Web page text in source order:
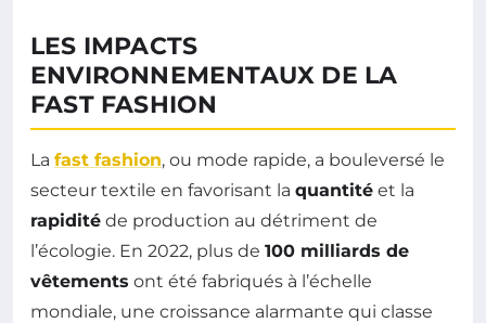
LES IMPACTS
ENVIRONNEMENTAUX DE LA
FAST FASHION
La fast fashion, ou mode rapide, a bouleversé le
secteur textile en favorisant la quantité et la
rapidité de production au détriment de
l’écologie. En 2022, plus de 100 milliards de
vêtements ont été fabriqués à l’échelle
mondiale, une croissance alarmante qui classe